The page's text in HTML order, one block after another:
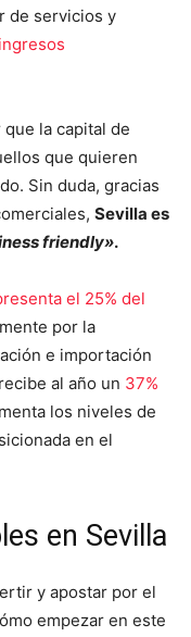
de servicios y
la capital de
que quieren
Sin duda, gracias
Sevilla es
friendly».
el 25% del
por la
e importación
al año un 37%
los niveles de
en el
en Sevilla
y apostar por el
empezar en este